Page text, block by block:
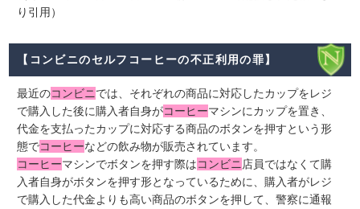
り引用）
【コンビニのセルフコーヒーの不正利用の罪】
最近のコンビニでは、それぞれの商品に対応したカップをレジ
で購入した後に購入者自身がコーヒーマシンにカップを置き、
代金を支払ったカップに対応する商品のボタンを押すという形
態でコーヒーなどの飲み物が販売されています。
コーヒーマシンでボタンを押す際はコンビニ店員ではなくて購
入者自身がボタンを押す形となっているために、購入者がレジ
で購入した代金よりも高い商品のボタンを押して、警察に通報